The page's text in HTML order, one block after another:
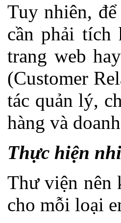
Tuy nhiên,
cần phải tích
trang web
(Customer
tác quản lý,
hàng và
Thực hiện
Thư viện nên
cho mỗi loại